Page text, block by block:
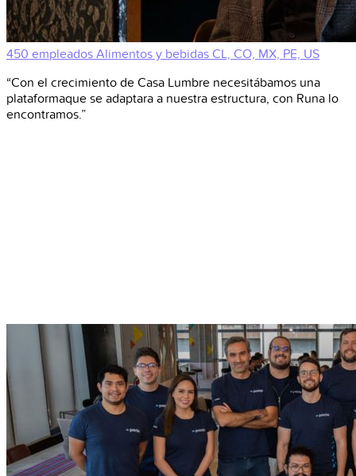
450 empleados Alimentos y bebidas CL, CO, MX, PE, US
“Con el crecimiento de Casa Lumbre necesitábamos una
plataformaque se adaptara a nuestra estructura, con Runa lo
encontramos.”